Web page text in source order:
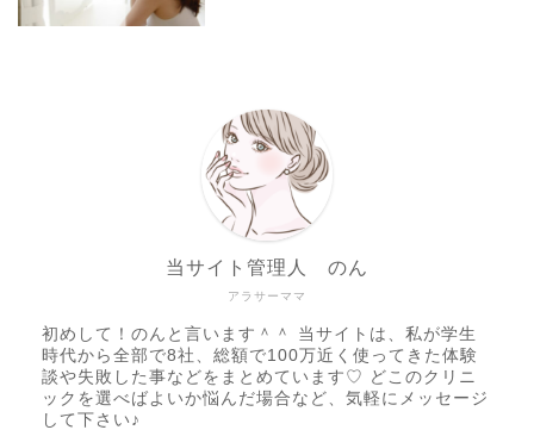
アラサーママ
当サイト管理人 のん
初めして！のんと言います＾＾ 当サイトは、私が学生
時代から全部で8社、総額で100万近く使ってきた体験
談や失敗した事などをまとめています♡ どこのクリニ
ックを選べばよいか悩んだ場合など、気軽にメッセージ
して下さい♪